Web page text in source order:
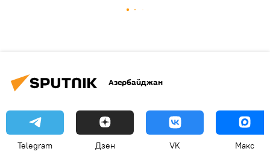
Азербайджан
Telegram Дзен VK Макс